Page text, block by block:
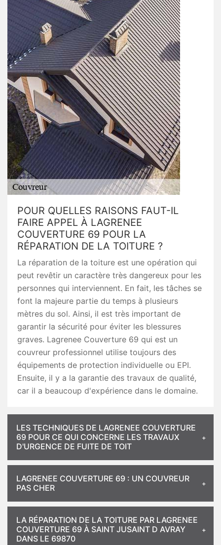
POUR QUELLES RAISONS FAUT-IL
FAIRE APPEL À LAGRENEE
COUVERTURE 69 POUR LA
RÉPARATION DE LA TOITURE ?
La réparation de la toiture est une opération qui
peut revêtir un caractère très dangereux pour les
personnes qui interviennent. En fait, les tâches se
font la majeure partie du temps à plusieurs
mètres du sol. Ainsi, il est très important de
garantir la sécurité pour éviter les blessures
graves. Lagrenee Couverture 69 qui est un
couvreur professionnel utilise toujours des
équipements de protection individuelle ou EPI.
Ensuite, il y a la garantie des travaux de qualité,
car il a beaucoup d'expérience dans le domaine.
LES TECHNIQUES DE LAGRENEE COUVERTURE
69 POUR CE QUI CONCERNE LES TRAVAUX
D'URGENCE DE FUITE DE TOIT
LAGRENEE COUVERTURE 69 : UN COUVREUR
PAS CHER
LA RÉPARATION DE LA TOITURE PAR LAGRENEE
COUVERTURE 69 À SAINT JUSAINT D AVRAY
DANS LE 69870